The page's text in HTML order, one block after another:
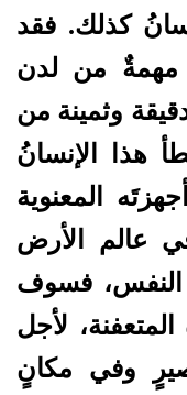
كذلك. فقد
مهمةٌ من لدن
وثمينة من
هذا الإنسانُ
المعنوية
عالم الأرض
النفس، فسوف
لأجل
وفي مكانٍ